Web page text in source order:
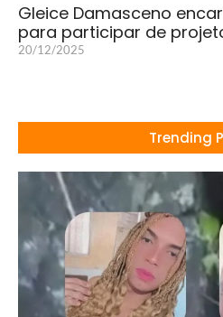
Gleice Damasceno
para participar de
20/12/2025
Trending